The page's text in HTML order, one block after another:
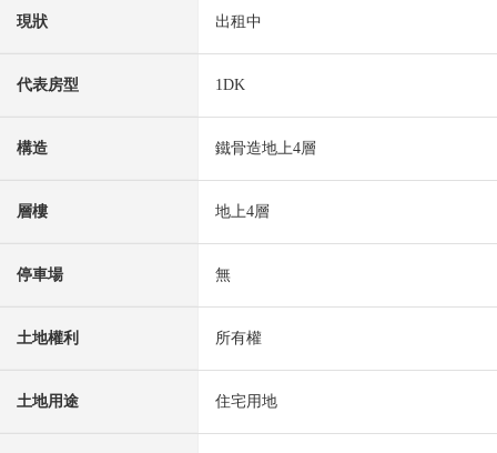
現狀 出租中
代表房型 1DK
構造 鐵骨造地上4層
層樓 地上4層
停車場 無
土地權利 所有權
土地用途 住宅用地